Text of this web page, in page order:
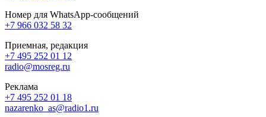
Номер для WhatsApp-сообщений
+7 966 032 58 32
Приемная, редакция
+7 495 252 01 12
radio@mosreg.ru
Реклама
+7 495 252 01 18
nazarenko_as@radio1.ru